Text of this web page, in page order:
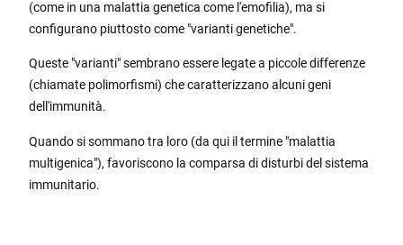
(come in una malattia genetica come l'emofilia), ma si
configurano piuttosto come "varianti genetiche".
Queste "varianti" sembrano essere legate a piccole differenze
(chiamate polimorfismi) che caratterizzano alcuni geni
dell'immunità.
Quando si sommano tra loro (da qui il termine "malattia
multigenica"), favoriscono la comparsa di disturbi del sistema
immunitario.